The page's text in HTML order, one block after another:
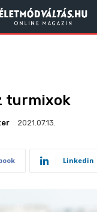
turmixok
2021.07.13.
Linkedin